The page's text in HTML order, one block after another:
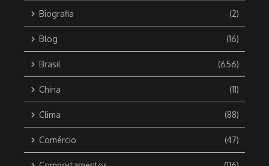
Biografia (2)
Blog (16)
Brasil (656)
China (11)
Clima (88)
Comércio (47)